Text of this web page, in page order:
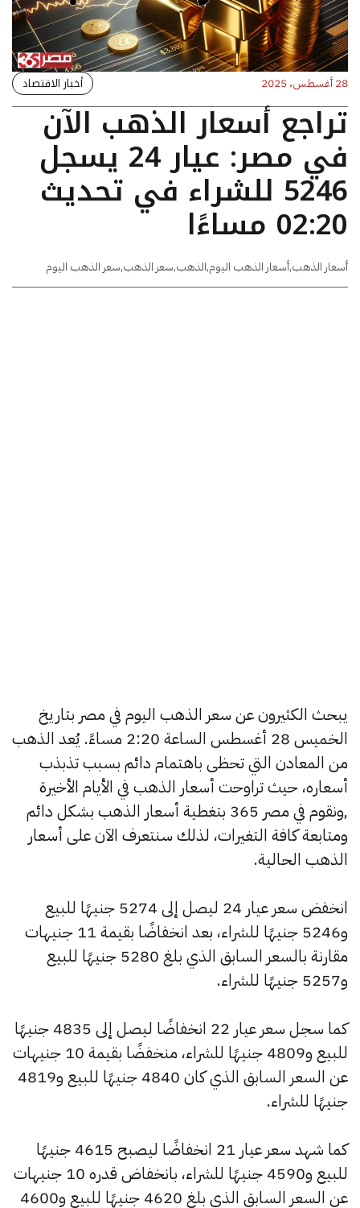
28 أغسطس، 2025 أخبار الاقتصاد
تراجع أسعار الذهب الآن
في مصر: عيار 24 يسجل
5246 للشراء في تحديث
02:20 مساءًا
أسعار الذهب,أسعار الذهب اليوم,الذهب,سعر الذهب,سعر الذهب اليوم
يبحث الكثيرون عن سعر الذهب اليوم في مصر بتاريخ
الخميس 28 أغسطس الساعة 2:20 مساءً. يُعد الذهب
من المعادن التي تحظى باهتمام دائم بسبب تذبذب
أسعاره، حيث تراوحت أسعار الذهب في الأيام الأخيرة
,ونقوم في مصر 365 بتغطية أسعار الذهب بشكل دائم
ومتابعة كافة التغيرات، لذلك سنتعرف الآن على أسعار
الذهب الحالية.
انخفض سعر عيار 24 ليصل إلى 5274 جنيهًا للبيع
و5246 جنيهًا للشراء، بعد انخفاضًا بقيمة 11 جنيهات
مقارنة بالسعر السابق الذي بلغ 5280 جنيهًا للبيع
و5257 جنيهًا للشراء.
كما سجل سعر عيار 22 انخفاضًا ليصل إلى 4835 جنيهًا
للبيع و4809 جنيهًا للشراء، منخفضًا بقيمة 10 جنيهات
عن السعر السابق الذي كان 4840 جنيهًا للبيع و4819
جنيهًا للشراء.
كما شهد سعر عيار 21 انخفاضًا ليصبح 4615 جنيهًا
للبيع و4590 جنيهًا للشراء، بانخفاض قدره 10 جنيهات
عن السعر السابق الذي بلغ 4620 جنيهًا للبيع و4600